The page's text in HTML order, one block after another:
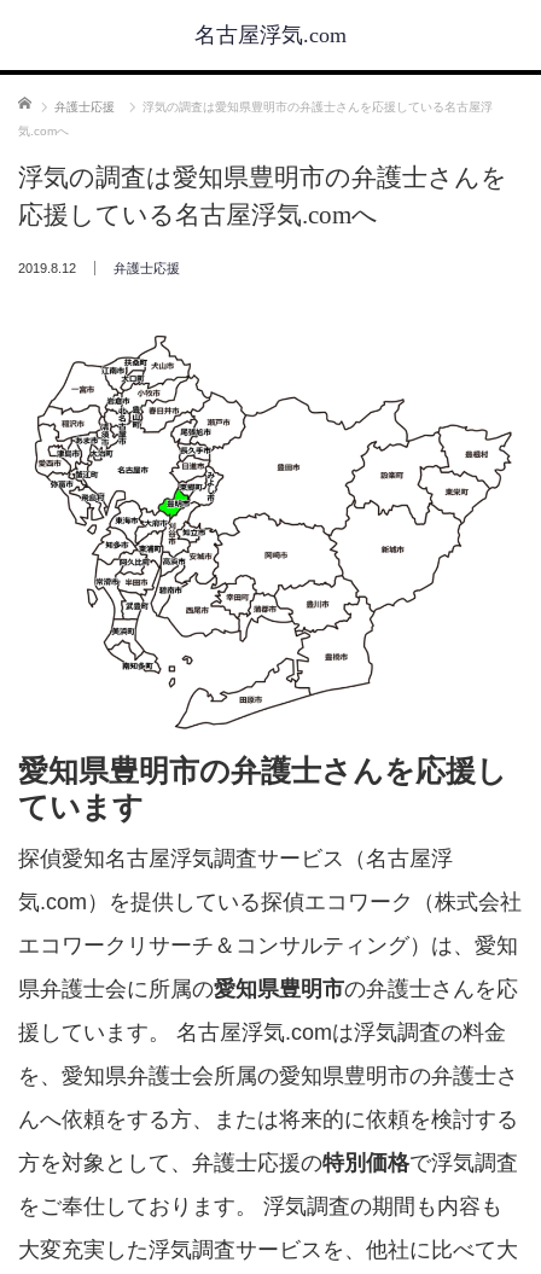
名古屋浮気.com
ホーム 弁護士応援
浮気の調査は愛知県豊明市の弁護士さんを応援している名古屋浮
気.comへ
浮気の調査は愛知県豊明市の弁護士さんを
応援している名古屋浮気.comへ
2019.8.12 弁護士応援
愛知県豊明市の弁護士さんを応援し
ています
探偵愛知名古屋浮気調査サービス（名古屋浮
気.com）を提供している探偵エコワーク（株式会社
エコワークリサーチ＆コンサルティング）は、愛知
県弁護士会に所属の愛知県豊明市の弁護士さんを応
援しています。 名古屋浮気.comは浮気調査の料金
を、愛知県弁護士会所属の愛知県豊明市の弁護士さ
んへ依頼をする方、または将来的に依頼を検討する
方を対象として、弁護士応援の特別価格で浮気調査
をご奉仕しております。 浮気調査の期間も内容も
大変充実した浮気調査サービスを、他社に比べて大